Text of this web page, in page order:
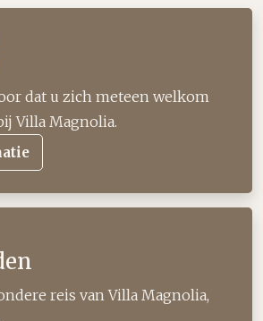
dat u zich meteen welkom
Villa Magnolia.
reis van Villa Magnolia,